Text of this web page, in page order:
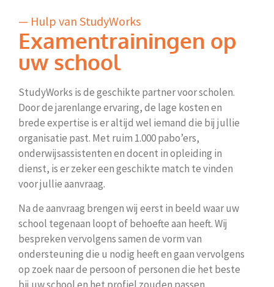
— Hulp van StudyWorks
Examentrainingen op
uw school
StudyWorks is de geschikte partner voor scholen.
Door de jarenlange ervaring, de lage kosten en
brede expertise is er altijd wel iemand die bij jullie
organisatie past. Met ruim 1.000 pabo’ers,
onderwijsassistenten en docent in opleiding in
dienst, is er zeker een geschikte match te vinden
voor jullie aanvraag.
Na de aanvraag brengen wij eerst in beeld waar uw
school tegenaan loopt of behoefte aan heeft. Wij
bespreken vervolgens samen de vorm van
ondersteuning die u nodig heeft en gaan vervolgens
op zoek naar de persoon of personen die het beste